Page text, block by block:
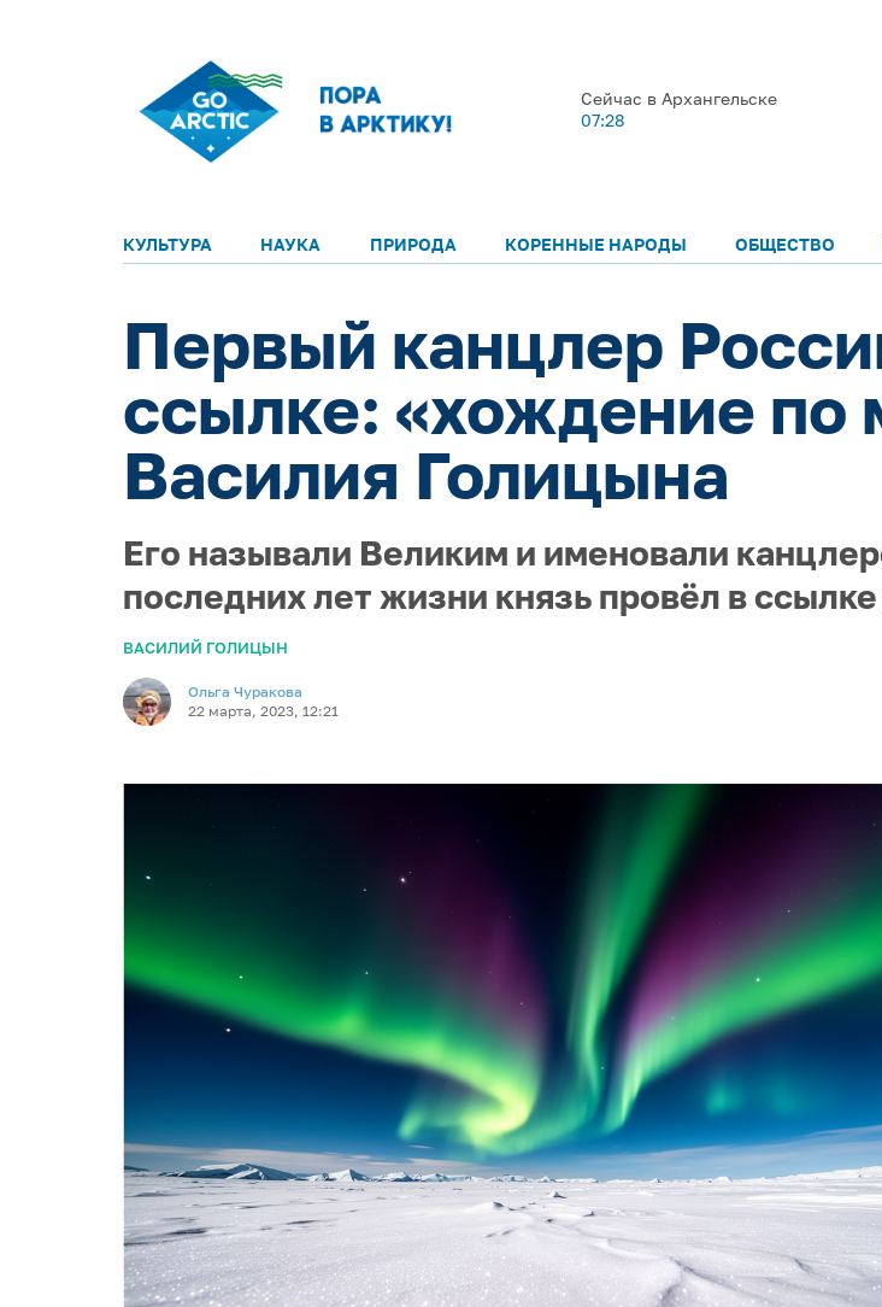
Сейчас в Архангельске
07:28
КУЛЬТУРА НАУКА ПРИРОДА КОРЕННЫЕ НАРОДЫ ОБЩЕСТВО
Первый канцлер
ссылке: «хождение по
Василия Голицына
Его называли Великим и именовали
последних лет жизни князь провёл в
ВАСИЛИЙ ГОЛИЦЫН
Ольга Чуракова
22 марта, 2023, 12:21